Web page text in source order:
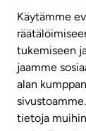
Käytämme
tukemiseen
jaamme
alan
tietoja
Tilaa